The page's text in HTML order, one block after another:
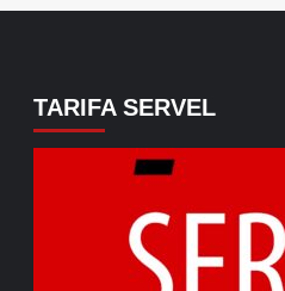
TARIFA SERVEL